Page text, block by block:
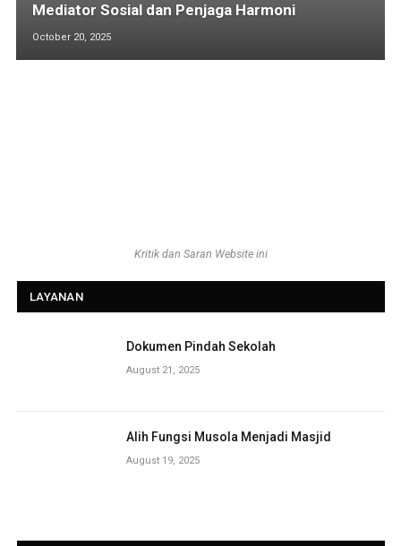
Mediator Sosial dan Penjaga Harmoni
October 20, 2025
Kritik dan Saran Website ini
LAYANAN
Dokumen Pindah Sekolah
August 21, 2025
Alih Fungsi Musola Menjadi Masjid
August 19, 2025